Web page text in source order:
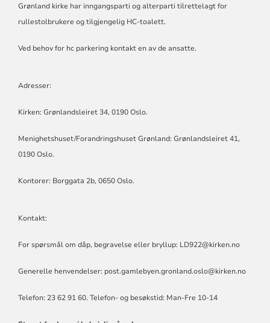
Grønland kirke har inngangsparti og alterparti tilrettelagt for
rullestolbrukere og tilgjengelig HC-toalett.
Ved behov for hc parkering kontakt en av de ansatte.
Adresser:
Kirken: Grønlandsleiret 34, 0190 Oslo.
Menighetshuset/Forandringshuset Grønland: Grønlandsleiret 41,
0190 Oslo.
Kontorer: Borggata 2b, 0650 Oslo.
Kontakt:
For spørsmål om dåp, begravelse eller bryllup: LD922@kirken.no
Generelle henvendelser: post.gamlebyen.gronland.oslo@kirken.no
Telefon: 23 62 91 60. Telefon- og besøkstid: Man-Fre 10-14